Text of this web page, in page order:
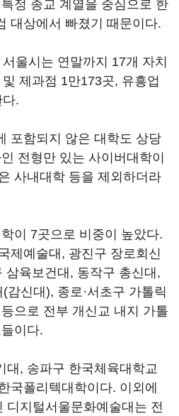
정 종교 계열을 중심으로 한
대상에서 빠졌기 때문이다.
울시는 연말까지 17개 자치
제과점 1만173곳, 유흥업
.
포함되지 않은 대학도 상당
전형만 있는 사이버대학이
사내대학 등을 제외하더라
이 7곳으로 비중이 높았다.
제예술대, 광진구 장로회신
삼육보건대, 동작구 총신대,
감신대), 종로·서초구 가톨릭
으로 전부 개신교 내지 가톨
이다.
대, 송파구 한국체육대학교
국폴리텍대학이다. 이외에
디지털서울문화예술대는 전